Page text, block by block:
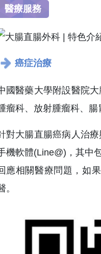
醫療服務
癌症治療
國醫藥大學附設醫院
瘤科、放射腫瘤科、腸
對大腸直腸癌病人治
機軟體(Line@)，其中
應相關醫療問題，如
。